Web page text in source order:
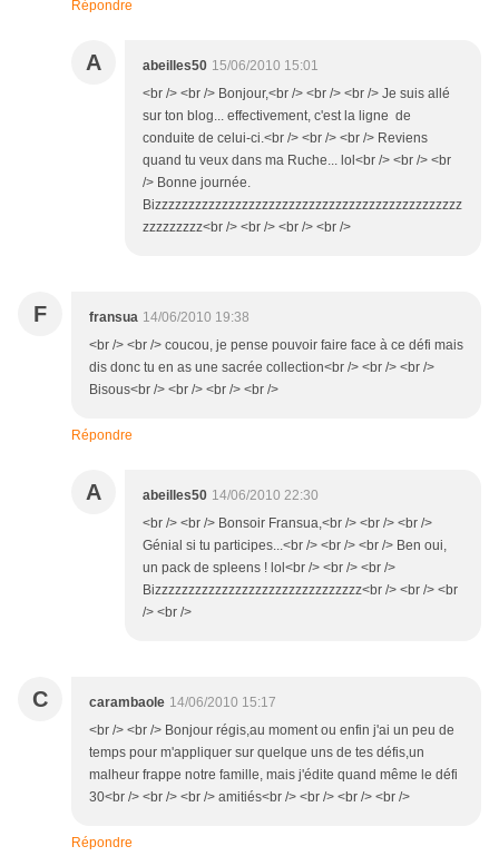
Répondre
A abeilles50 15/06/2010 15:01
<br /> <br /> Bonjour,<br /> <br /> <br /> Je suis allé
sur ton blog... effectivement, c'est la ligne de
conduite de celui-ci.<br /> <br /> <br /> Reviens
quand tu veux dans ma Ruche... lol<br /> <br /> <br
/> Bonne journée.
Bizzzzzzzzzzzzzzzzzzzzzzzzzzzzzzzzzzzzzzzzzzzzzz
zzzzzzzzz<br /> <br /> <br /> <br />
F fransua 14/06/2010 19:38
<br /> <br /> coucou, je pense pouvoir faire face à ce défi mais
dis donc tu en as une sacrée collection<br /> <br /> <br />
Bisous<br /> <br /> <br /> <br />
Répondre
A abeilles50 14/06/2010 22:30
<br /> <br /> Bonsoir Fransua,<br /> <br /> <br />
Génial si tu participes...<br /> <br /> <br /> Ben oui,
un pack de spleens ! lol<br /> <br /> <br />
Bizzzzzzzzzzzzzzzzzzzzzzzzzzzzzzz<br /> <br /> <br
/> <br />
C carambaole 14/06/2010 15:17
<br /> <br /> Bonjour régis,au moment ou enfin j'ai un peu de
temps pour m'appliquer sur quelque uns de tes défis,un
malheur frappe notre famille, mais j'édite quand même le défi
30<br /> <br /> <br /> amitiés<br /> <br /> <br /> <br />
Répondre